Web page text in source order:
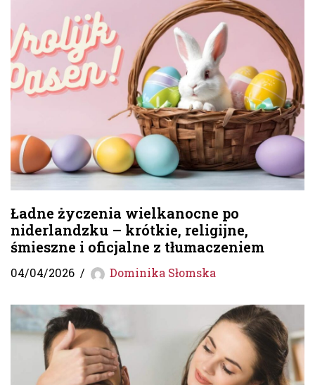
Ładne życzenia wielkanocne po
niderlandzku – krótkie, religijne,
śmieszne i oficjalne z tłumaczeniem
04/04/2026 Dominika Słomska